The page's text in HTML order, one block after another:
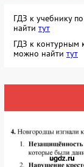
ГДЗ к учебнику
найти тут
ГДЗ к контурным
можно найти тут